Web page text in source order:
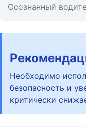
Осознанный
Необходимо
безопасность и
критически